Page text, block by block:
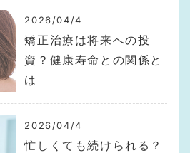
2026/04/4
矯正治療は将来への投
資？健康寿命との関係と
は
2026/04/4
忙しくても続けられる？